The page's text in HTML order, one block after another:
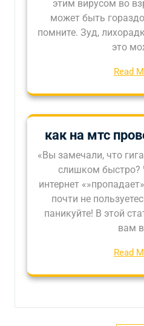
этим вирусом во
может быть
помните. Зуд,
это
Read
как на мтс
«Вы замечали, что
слишком быстро?
интернет
почти не
паникуйте! В этой
вам
Read